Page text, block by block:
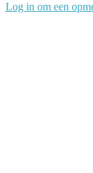
Log in om een